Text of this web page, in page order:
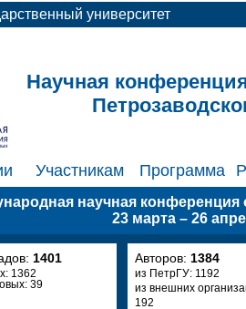
университет
Научная
Участникам Программа
научная
23 марта – 26
1401
1362
39
Авторов: 1384
из ПетрГУ: 1192
из внешних
192